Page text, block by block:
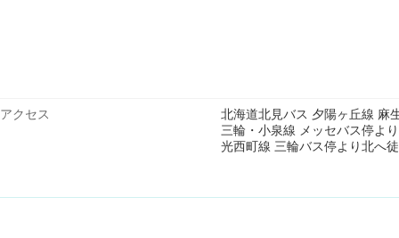
アクセス
北海道北見バス 夕陽ヶ丘線 麻
三輪・小泉線 メッセバス停よ
光西町線 三輪バス停より北へ